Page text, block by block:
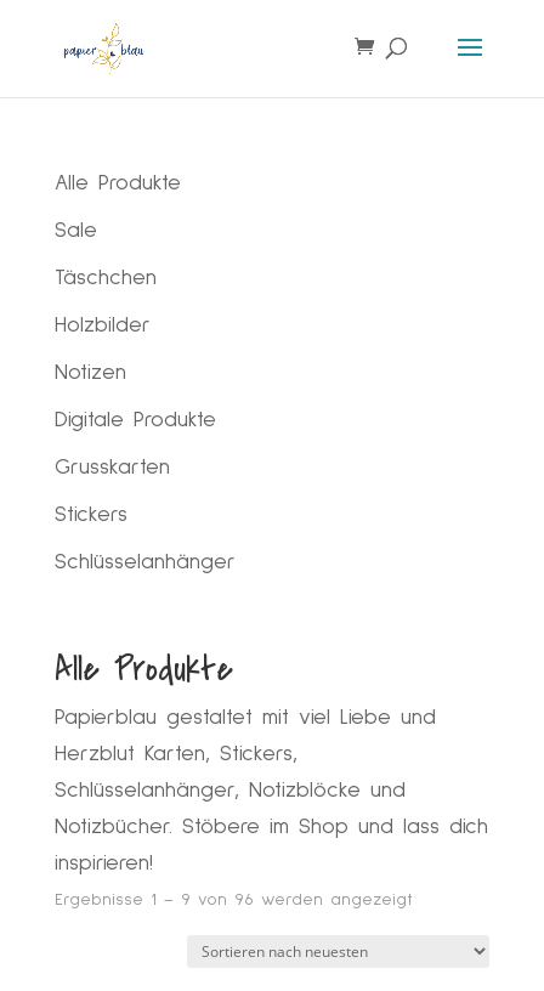
Alle Produkte
Papierblau gestaltet mit viel Liebe und
Herzblut Karten, Stickers,
Schlüsselanhänger, Notizblöcke und
Notizbücher. Stöbere im Shop und lass dich
inspirieren!
Ergebnisse 1 – 9 von 96 werden angezeigtNach
Alle Produkte
Sale
Täschchen
Holzbilder
Notizen
Digitale Produkte
Grusskarten
Stickers
Schlüsselanhänger